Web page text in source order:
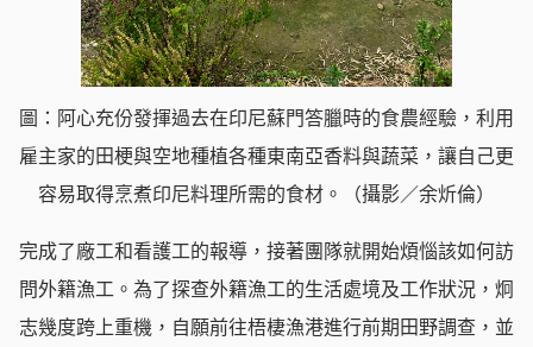
圖：阿心充份發揮過去在印尼蘇門答臘時的食農經驗，利用
雇主家的田梗與空地種植各種東南亞香料與蔬菜，讓自己更
容易取得烹煮印尼料理所需的食材。（攝影／余炘倫）
完成了廠工和看護工的報導，接著團隊就開始煩惱該如何訪
問外籍漁工。為了探查外籍漁工的生活處境及工作狀況，炯
志幾度跨上重機，自願前往梧棲漁港進行前期田野調查，並